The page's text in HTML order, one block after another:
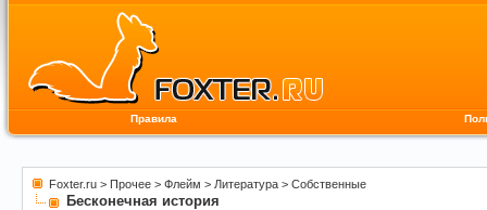
Правила
Foxter.ru > Прочее > Флейм > Литература > Собственные
Бесконечная история